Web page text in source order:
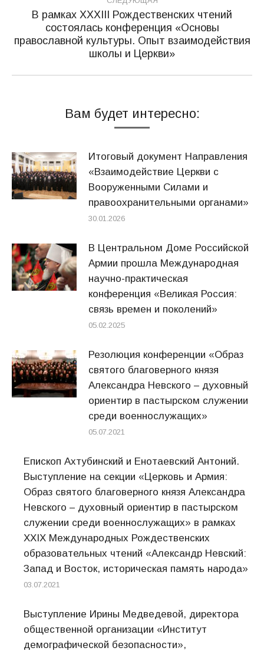
Следующая
запись:
В рамках XXXIII Рождественских чтений
состоялась конференция «Основы
православной культуры. Опыт взаимодействия
школы и Церкви»
Вам будет интересно:
Итоговый документ Направления
«Взаимодействие Церкви с
Вооруженными Силами и
правоохранительными органами»
30.01.2026
В Центральном Доме Российской
Армии прошла Международная
научно-практическая
конференция «Великая Россия:
связь времен и поколений»
05.02.2025
Резолюция конференции «Образ
святого благоверного князя
Александра Невского – духовный
ориентир в пастырском служении
среди военнослужащих»
05.07.2021
Епископ Ахтубинский и Енотаевский Антоний.
Выступление на секции «Церковь и Армия:
Образ святого благоверного князя Александра
Невского – духовный ориентир в пастырском
служении среди военнослужащих» в рамках
ХХIХ Международных Рождественских
образовательных чтений «Александр Невский:
Запад и Восток, историческая память народа»
03.07.2021
Выступление Ирины Медведевой, директора
общественной организации «Институт
демографической безопасности»,